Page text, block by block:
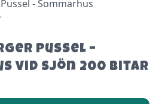
Pussel –
vid sjön 200 bitar